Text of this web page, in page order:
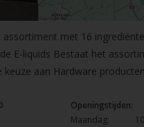
met 16
E-liquids Bestaat het
keuze aan Hardware
Openingstijden:
Maandag: